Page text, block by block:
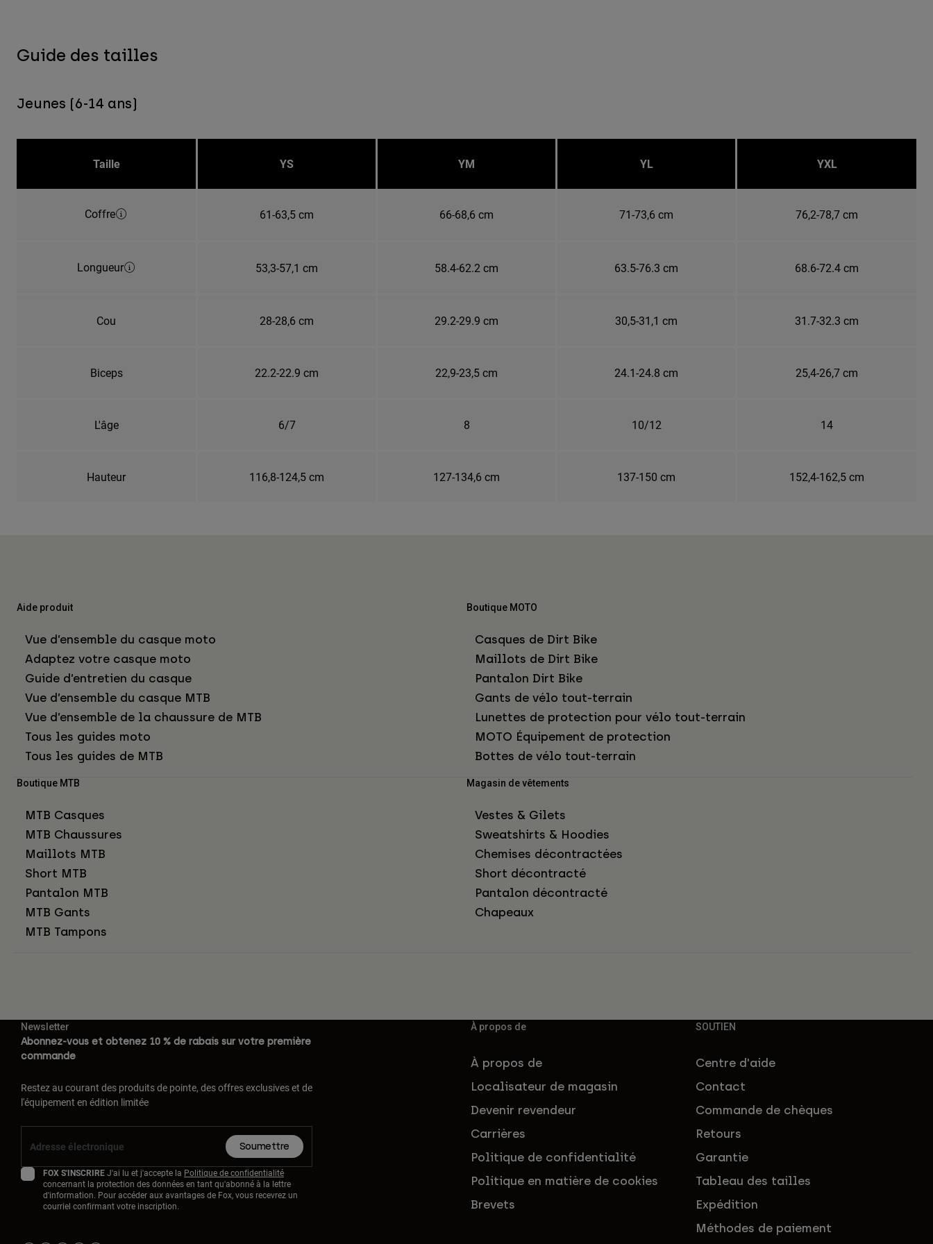
Guide des tailles
Jeunes (6-14 ans)
Taille YS YM YL YXL
Coffre 61-63,5 cm 66-68,6 cm 71-73,6 cm 76,2-78,7 cm
Longueur 53,3-57,1 cm 58.4-62.2 cm 63.5-76.3 cm 68.6-72.4 cm
Cou 28-28,6 cm 29.2-29.9 cm 30,5-31,1 cm 31.7-32.3 cm
Biceps 22.2-22.9 cm 22,9-23,5 cm 24.1-24.8 cm 25,4-26,7 cm
L'âge 6/7 8 10/12 14
Hauteur 116,8-124,5 cm 127-134,6 cm 137-150 cm 152,4-162,5 cm
Aide produit
Vue d’ensemble du casque moto
Adaptez votre casque moto
Guide d’entretien du casque
Vue d’ensemble du casque MTB
Vue d’ensemble de la chaussure de MTB
Tous les guides moto
Tous les guides de MTB
Boutique MOTO
Casques de Dirt Bike
Maillots de Dirt Bike
Pantalon Dirt Bike
Gants de vélo tout-terrain
Lunettes de protection pour vélo tout-terrain
MOTO Équipement de protection
Bottes de vélo tout-terrain
Boutique MTB
MTB Casques
MTB Chaussures
Maillots MTB
Short MTB
Pantalon MTB
MTB Gants
MTB Tampons
Magasin de vêtements
Vestes & Gilets
Sweatshirts & Hoodies
Chemises décontractées
Short décontracté
Pantalon décontracté
Chapeaux
Newsletter
Abonnez-vous et obtenez 10 % de rabais sur votre première
commande
Restez au courant des produits de pointe, des offres exclusives et de
l'équipement en édition limitée
Soumettre
FOX S'INSCRIREJ'ai lu et j'accepte la Politique de confidentialité
concernant la protection des données en tant qu'abonné à la lettre
d'information. Pour accéder aux avantages de Fox, vous recevrez un
courriel confirmant votre inscription.
À propos de
À propos de
Localisateur de magasin
Devenir revendeur
Carrières
Politique de confidentialité
Politique en matière de cookies
Brevets
SOUTIEN
Centre d'aide
Contact
Commande de chèques
Retours
Garantie
Tableau des tailles
Expédition
Méthodes de paiement